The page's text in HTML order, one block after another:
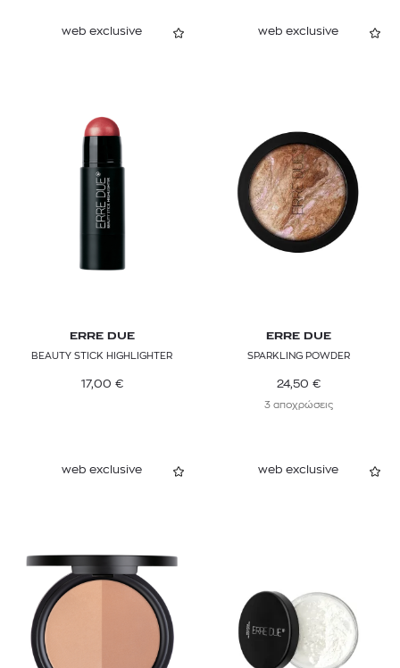
web exclusive
ERRE DUE
BEAUTY STICK HIGHLIGHTER
17,00 €
web exclusive
ERRE DUE
SPARKLING POWDER
24,50 €
3 αποχρώσεις
web exclusive web exclusive